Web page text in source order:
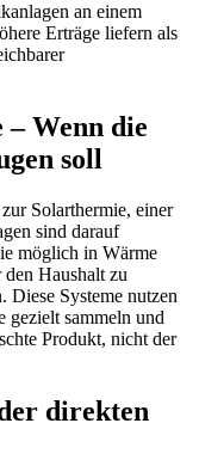
an einem
Erträge liefern als
Wenn die
soll
Solarthermie, einer
sind darauf
möglich in Wärme
Haushalt zu
Diese Systeme nutzen
gezielt sammeln und
Produkt, nicht der
direkten